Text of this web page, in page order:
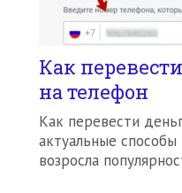
Как
на телефон
Как перевести
актуальные
возросла